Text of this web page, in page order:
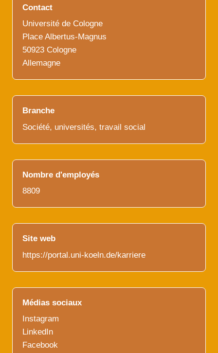
Contact
Université de Cologne
Place Albertus-Magnus
50923 Cologne
Allemagne
Branche
Société, universités, travail social
Nombre d'employés
8809
Site web
https://portal.uni-koeln.de/karriere
Médias sociaux
Instagram
LinkedIn
Facebook